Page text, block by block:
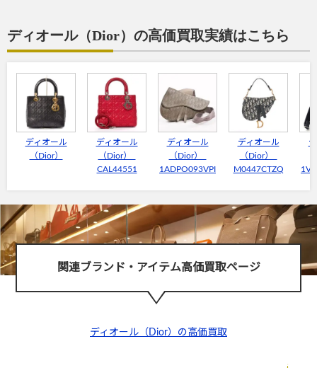
ディオール（Dior）の高価買取実績はこちら
ディオール
（Dior）
ディオール
（Dior）
CAL44551
ディオール
（Dior）
1ADPO093VPI
ディオール
（Dior）
M0447CTZQ
関連ブランド・アイテム高価買取ページ
ディオール（Dior）の高価買取